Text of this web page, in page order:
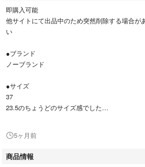
即購入可能
他サイトにて出品中のため突然削除する場合が
い
●ブランド
ノーブランド
●サイズ
37
23.5のちょうどのサイズ感でした
23.5cmでも靴下と合わせたり、幅広の足の方
●カラー
グリーン ダークグリーン
5ヶ月前
商品情報